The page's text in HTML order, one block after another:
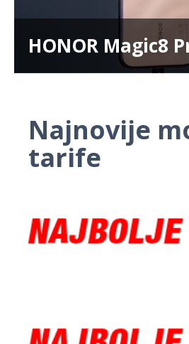
HONOR Magic8
Najnovije
tarife